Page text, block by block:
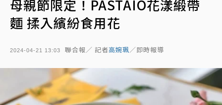
母親節限定！PASTAIO花漾緞帶
麵 揉入繽紛食用花
2024-04-21 13:03 聯合報／ 記者高婉珮／即時報導